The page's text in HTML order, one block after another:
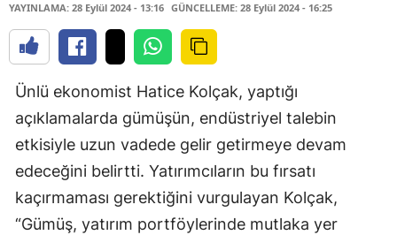
YAYINLAMA: 28 Eylül 2024 - 13:16 GÜNCELLEME: 28 Eylül 2024 - 16:25
Ünlü ekonomist Hatice Kolçak, yaptığı
açıklamalarda gümüşün, endüstriyel talebin
etkisiyle uzun vadede gelir getirmeye devam
edeceğini belirtti. Yatırımcıların bu fırsatı
kaçırmaması gerektiğini vurgulayan Kolçak,
“Gümüş, yatırım portföylerinde mutlaka yer